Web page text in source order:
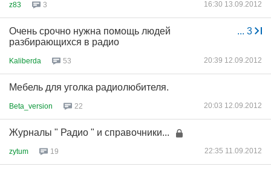
z83 3 16:30 13.09.2012
... 3
Очень срочно нужна помощь людей
разбирающихся в радио
Kaliberda 53 20:39 12.09.2012
Мебель для уголка радиолюбителя.
Beta_version 22 20:03 12.09.2012
Журналы " Радио " и справочники...
zytum 19 22:35 11.09.2012